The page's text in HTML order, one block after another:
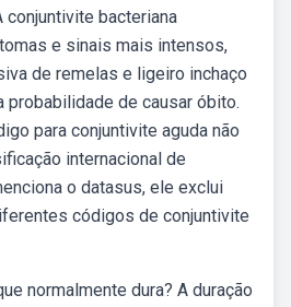
conjuntivite bacteriana
e sinais mais intensos,
de remelas e ligeiro inchaço
probabilidade de causar óbito.
para conjuntivite aguda não
internacional de
o datasus, ele exclui
códigos de conjuntivite
normalmente dura? A duração